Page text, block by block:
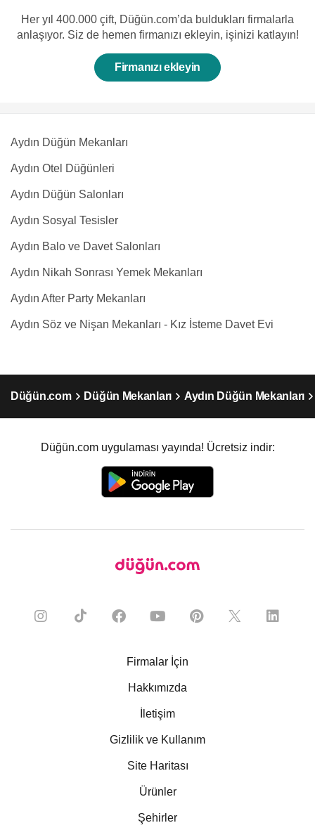
Her yıl 400.000 çift, Düğün.com’da buldukları firmalarla
anlaşıyor. Siz de hemen firmanızı ekleyin, işinizi katlayın!
Firmanızı ekleyin
Aydın Düğün Mekanları
Aydın Otel Düğünleri
Aydın Düğün Salonları
Aydın Sosyal Tesisler
Aydın Balo ve Davet Salonları
Aydın Nikah Sonrası Yemek Mekanları
Aydın After Party Mekanları
Aydın Söz ve Nişan Mekanları - Kız İsteme Davet Evi
Düğün.com Düğün Mekanları Aydın Düğün Mekanları
Düğün.com uygulaması yayında! Ücretsiz indir:
Firmalar İçin
Hakkımızda
İletişim
Gizlilik ve Kullanım
Site Haritası
Ürünler
Şehirler